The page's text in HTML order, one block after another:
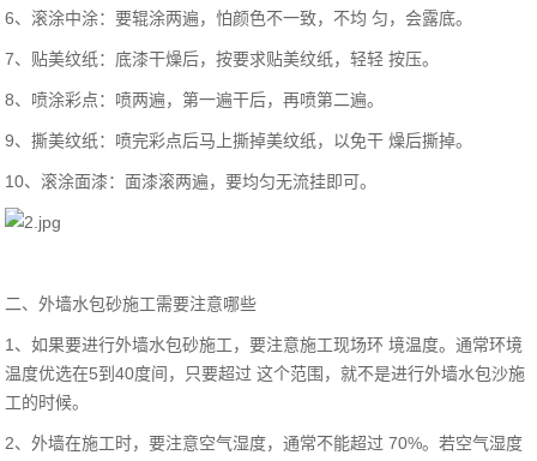
6、滚涂中涂：要辊涂两遍，怕颜色不一致，不均 匀，会露底。
7、贴美纹纸：底漆干燥后，按要求贴美纹纸，轻轻 按压。
8、喷涂彩点：喷两遍，第一遍干后，再喷第二遍。
9、撕美纹纸：喷完彩点后马上撕掉美纹纸，以免干 燥后撕掉。
10、滚涂面漆：面漆滚两遍，要均匀无流挂即可。
二、外墙水包砂施工需要注意哪些
1、如果要进行外墙水包砂施工，要注意施工现场环 境温度。通常环境
温度优选在5到40度间，只要超过 这个范围，就不是进行外墙水包沙施
工的时候。
2、外墙在施工时，要注意空气湿度，通常不能超过 70%。若空气湿度